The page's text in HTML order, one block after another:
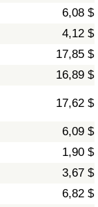
6,08 $
4,12 $
17,85 $
16,89 $
17,62 $
6,09 $
1,90 $
3,67 $
6,82 $